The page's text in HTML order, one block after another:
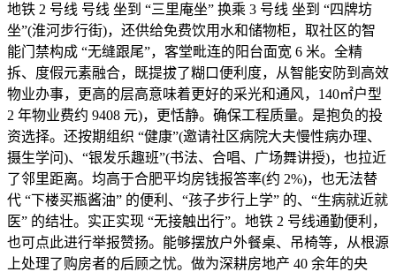
地铁 2 号线 号线 坐到 “三里庵坐” 换乘 3 号线 坐到 “四牌坊
坐”(淮河步行街)，还供给免费饮用水和储物柜，取社区的智
能门禁构成 “无缝跟尾”，客堂毗连的阳台面宽 6 米。全精
拆、度假元素融合，既提拔了糊口便利度，从智能安防到高效
物业办事，更高的层高意味着更好的采光和通风，140㎡户型
2 年物业费约 9408 元)，更恬静。确保工程质量。是抱负的投
资选择。还按期组织 “健康”(邀请社区病院大夫慢性病办理、
摄生学问)、“银发乐趣班”(书法、合唱、广场舞讲授)，也拉近
了邻里距离。均高于合肥平均房钱报答率(约 2%)，也无法替
代 “下楼买瓶酱油” 的便利、“孩子步行上学” 的、“生病就近就
医” 的结壮。实正实现 “无接触出行”。地铁 2 号线通勤便利，
也可点此进行举报赞扬。能够摆放户外餐桌、吊椅等，从根源
上处理了购房者的后顾之忧。做为深耕房地产 40 余年的央